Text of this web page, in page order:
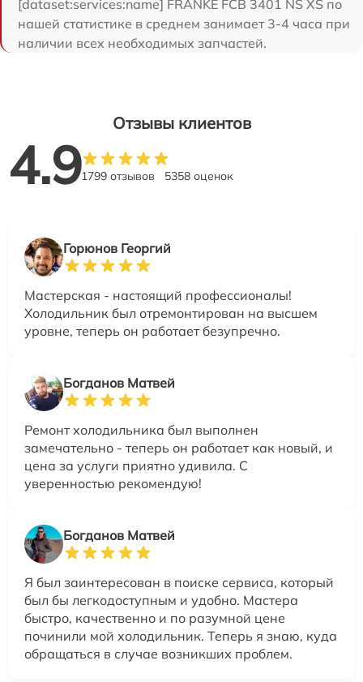
[dataset:services:name] FRANKE FCB 3401 NS XS по
нашей статистике в среднем занимает 3-4 часа при
наличии всех необходимых запчастей.
Отзывы клиентов
4.91799 отзывов 5358 оценок
Горюнов Георгий
Мастерская - настоящий профессионалы!
Холодильник был отремонтирован на высшем
уровне, теперь он работает безупречно.
Богданов Матвей
Ремонт холодильника был выполнен
замечательно - теперь он работает как новый, и
цена за услуги приятно удивила. С
уверенностью рекомендую!
Богданов Матвей
Я был заинтересован в поиске сервиса, который
был бы легкодоступным и удобно. Мастера
быстро, качественно и по разумной цене
починили мой холодильник. Теперь я знаю, куда
обращаться в случае возникших проблем.